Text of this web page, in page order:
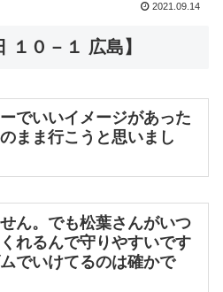
2021.09.14
１０－１ 広島】
でいいイメージがあった
まま行こうと思いまし
ん。でも松葉さんがいつ
れるんで守りやすいです
でいけてるのは確かで